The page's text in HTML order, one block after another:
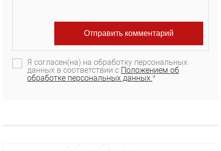
Я согласен(на) на обработку персональных
данных в соответствии с Положением об
обработке персональных данных.*